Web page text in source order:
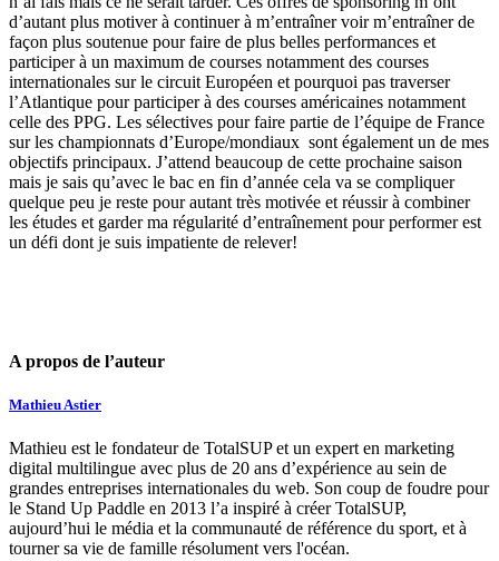
d’autant plus motiver à continuer à m’entraîner voir m’entraîner de
façon plus soutenue pour faire de plus belles performances et
participer à un maximum de courses notamment des courses
internationales sur le circuit Européen et pourquoi pas traverser
l’Atlantique pour participer à des courses américaines notamment
celle des PPG. Les sélectives pour faire partie de l’équipe de France
sur les championnats d’Europe/mondiaux sont également un de mes
objectifs principaux. J’attend beaucoup de cette prochaine saison
mais je sais qu’avec le bac en fin d’année cela va se compliquer
quelque peu je reste pour autant très motivée et réussir à combiner
les études et garder ma régularité d’entraînement pour performer est
un défi dont je suis impatiente de relever!
A propos de l’auteur
Mathieu Astier
Mathieu est le fondateur de TotalSUP et un expert en marketing
digital multilingue avec plus de 20 ans d’expérience au sein de
grandes entreprises internationales du web. Son coup de foudre pour
le Stand Up Paddle en 2013 l’a inspiré à créer TotalSUP,
aujourd’hui le média et la communauté de référence du sport, et à
tourner sa vie de famille résolument vers l'océan.